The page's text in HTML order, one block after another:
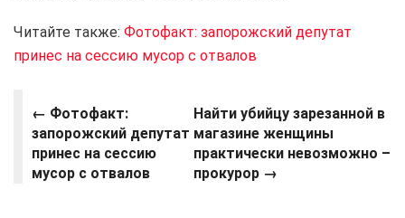
Читайте также: Фотофакт: запорожский депутат
принес на сессию мусор с отвалов
← Фотофакт:
запорожский депутат
принес на сессию
мусор с отвалов
Найти убийцу зарезанной в
магазине женщины
практически невозможно –
прокурор →